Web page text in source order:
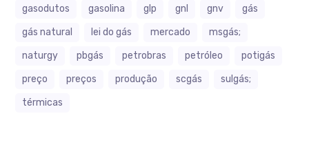
gasodutos
gasolina glp gnl gnv
gás
gás natural
lei do gás mercado
msgás;
naturgy
pbgás petrobras petróleo
potigás
preço
preços produção scgás
sulgás;
térmicas